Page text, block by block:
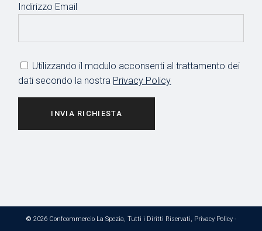
Indirizzo Email
Utilizzando il modulo acconsenti al trattamento dei
dati secondo la nostra Privacy Policy
INVIA RICHIESTA
© 2026 Confcommercio La Spezia, Tutti i Diritti Riservati, Privacy Policy-